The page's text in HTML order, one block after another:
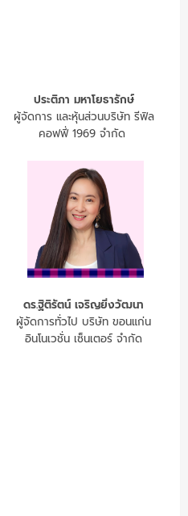
ประติภา มหาโยธารักษ์
ผู้จัดการ และหุ้นส่วนบริษัท รีฟิล
คอฟฟี่ 1969 จำกัด
ดร.ฐิติรัตน์ เจริญยิ่งวัฒนา
ผู้จัดการทั่วไป บริษัท ขอนแก่น
อินโนเวชั่น เซ็นเตอร์ จำกัด